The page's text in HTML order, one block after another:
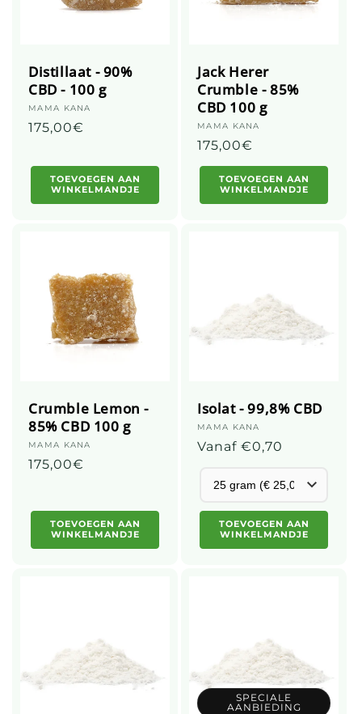
Distillaat - 90%
CBD - 100 g
Leverancier:
MAMA KANA
Gebruikelijke
175,00€
TOEVOEGEN AAN
WINKELMANDJE
Jack Herer
Crumble - 85%
CBD 100 g
Leverancier:
MAMA KANA
Gebruikelijke
prijs
175,00€
TOEVOEGEN AAN
WINKELMANDJE
Crumble Lemon -
85% CBD 100 g
Leverancier:
MAMA KANA
Gebruikelijke
175,00€
TOEVOEGEN AAN
WINKELMANDJE
Isolat - 99,8% CBD
Leverancier:
MAMA KANA
Gebruikelijke
Vanaf €0,70
TOEVOEGEN AAN
WINKELMANDJE
SPECIALE
AANBIEDING